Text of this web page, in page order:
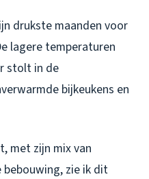
drukste maanden voor
lagere temperaturen
stolt in de
bijkeukens en
met zijn mix van
zie ik dit